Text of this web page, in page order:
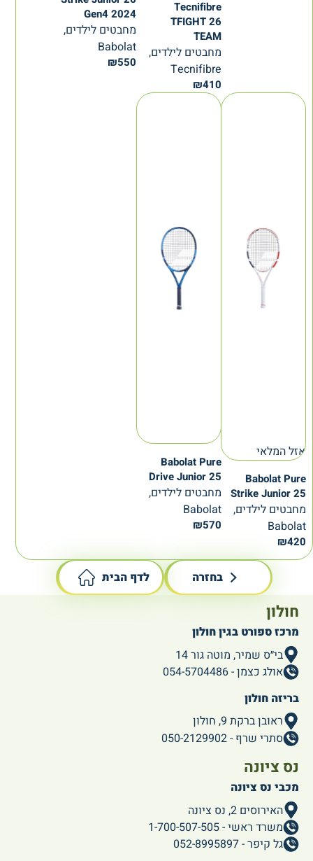
Tecnifibre
TFIGHT 26
TEAM
מחבטים לילדים,
Tecnifibre
₪410
Gen4 2024
מחבטים לילדים,
Babolat
₪550
אזל המלאי
Babolat Pure
Strike Junior 25
מחבטים לילדים,
Babolat
₪420
Babolat Pure
Drive Junior 25
מחבטים לילדים,
Babolat
₪570
בחזרה לדף הבית
חולון
מרכז ספורט בגין חולון
בי״ס שמיר, מוטה גור 14
אולג כצמן - 054-5704486
בריזה חולון
ראובן ברקת 9, חולון
סתרי שרף - 050-2129902
נס ציונה
מכבי נס ציונה
האירוסים 2, נס ציונה
משרד ראשי - 1-700-507-505
גל קיפר - 052-8995897